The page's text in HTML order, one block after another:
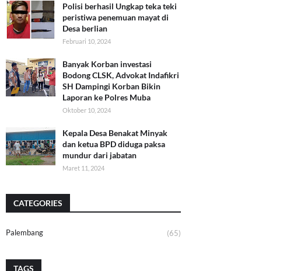
Polisi berhasil Ungkap teka teki
peristiwa penemuan mayat di
Desa berlian
Februari 10, 2024
Banyak Korban investasi
Bodong CLSK, Advokat Indafikri
SH Dampingi Korban Bikin
Laporan ke Polres Muba
Oktober 10, 2024
Kepala Desa Benakat Minyak
dan ketua BPD diduga paksa
mundur dari jabatan
Maret 11, 2024
CATEGORIES
Palembang (65)
TAGS